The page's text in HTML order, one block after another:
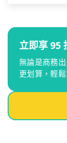
立即享 95
無論是商務
更划算，輕鬆